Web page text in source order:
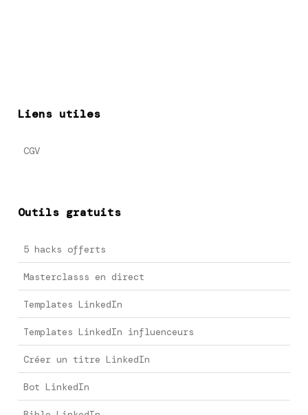
Liens utiles
CGV
Outils gratuits
5 hacks offerts
Masterclasss en direct
Templates LinkedIn
Templates LinkedIn influenceurs
Créer un titre LinkedIn
Bot LinkedIn